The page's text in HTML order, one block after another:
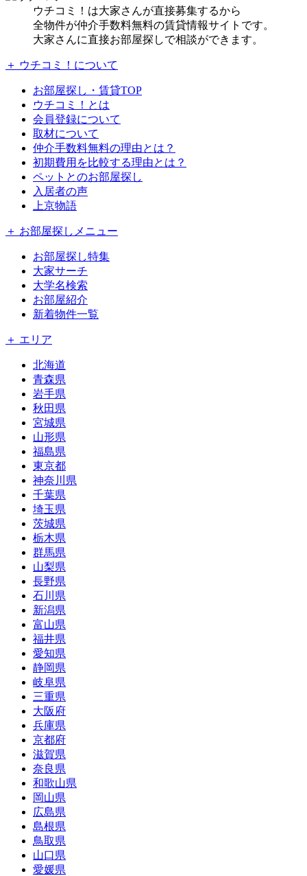
ウチコミ！は大家さんが直接募集するから
全物件が仲介手数料無料の賃貸情報サイトです。
大家さんに直接お部屋探しで相談ができます。
＋ ウチコミ！について
お部屋探し・賃貸TOP
ウチコミ！とは
会員登録について
取材について
仲介手数料無料の理由とは？
初期費用を比較する理由とは？
ペットとのお部屋探し
入居者の声
上京物語
＋ お部屋探しメニュー
お部屋探し特集
大家サーチ
大学名検索
お部屋紹介
新着物件一覧
＋ エリア
北海道
青森県
岩手県
秋田県
宮城県
山形県
福島県
東京都
神奈川県
千葉県
埼玉県
茨城県
栃木県
群馬県
山梨県
長野県
石川県
新潟県
富山県
福井県
愛知県
静岡県
岐阜県
三重県
大阪府
兵庫県
京都府
滋賀県
奈良県
和歌山県
岡山県
広島県
島根県
鳥取県
山口県
愛媛県